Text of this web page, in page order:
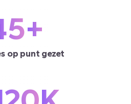
+
op punt gezet